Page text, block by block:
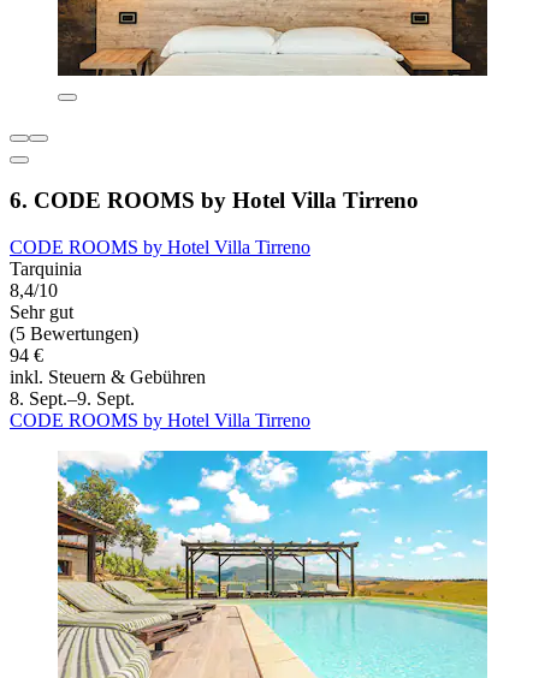
6. CODE ROOMS by Hotel Villa Tirreno
CODE ROOMS by Hotel Villa Tirreno
Tarquinia
8,4/10
Sehr gut
(5 Bewertungen)
94 €
inkl. Steuern & Gebühren
8. Sept.–9. Sept.
CODE ROOMS by Hotel Villa Tirreno